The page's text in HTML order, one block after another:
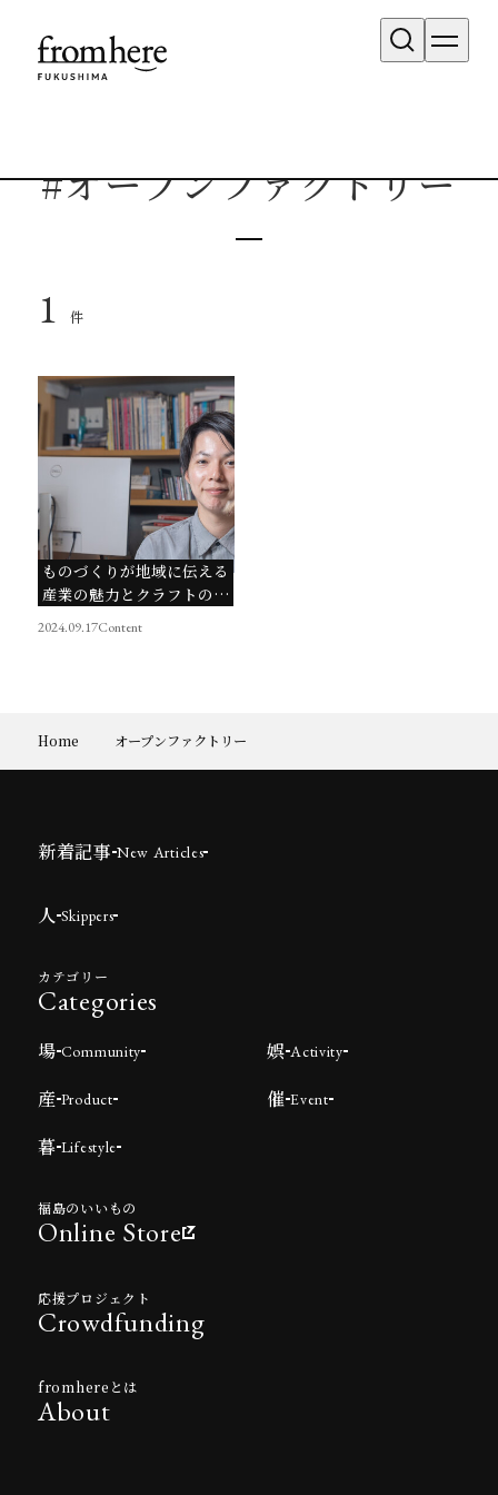
#オープンファクトリー
1 件
ものづくりが地域に伝える
産業の魅力とクラフトの面
2024.09.17Content
Home オープンファクトリー
新着記事 New Articles
人 Skippers
カテゴリー
Categories
場 Community 娯 Activity
産 Product 催 Event
暮 Lifestyle
福島のいいもの
Online Store
応援プロジェクト
Crowdfunding
fromhereとは
About